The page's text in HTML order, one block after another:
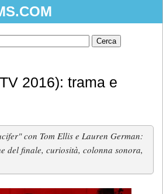
2016): trama e
con Tom Ellis e Lauren German:
del finale, curiosità, colonna sonora,